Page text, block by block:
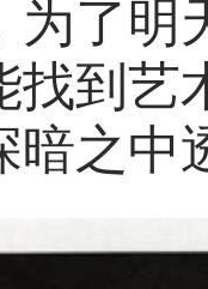
为了
找到艺
暗之中